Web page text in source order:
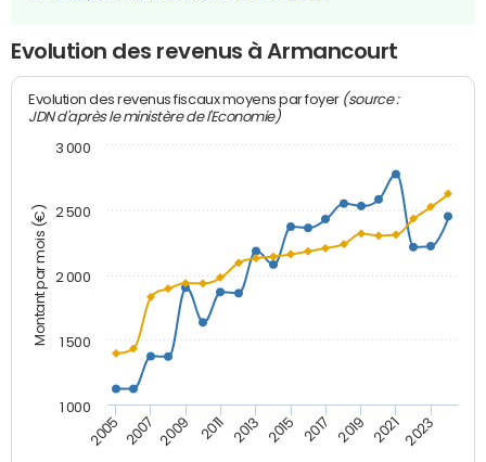
Evolution des revenus à Armancourt
Montant par mois (€)
Evolution des revenus fiscaux moyens par foyer (source :
JDN d'après le ministère de l'Economie)
2005 2007 2009 2011 2013 2015 2017 2019 2021 2023
1 000
1 500
2 000
2 500
3 000